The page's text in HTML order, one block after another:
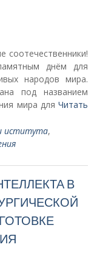
соотечественники!
днём для
народов мира.
под названием
мира для Читать
иститута,
В